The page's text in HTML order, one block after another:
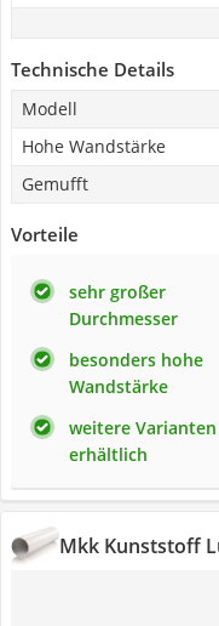
Technische Details
Modell
Hohe Wandstärke
Gemufft
Vorteile
sehr großer
Durchmesser
besonders hohe
Wandstärke
weitere Varianten
erhältlich
Mkk Kunststoff